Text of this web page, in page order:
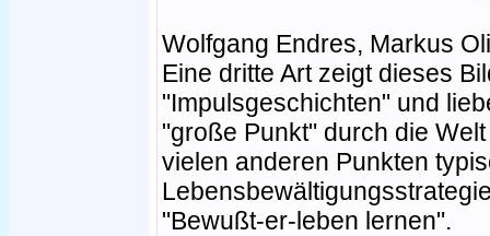
Wolfgang Endres, Markus
Eine dritte Art zeigt dieses
"Impulsgeschichten" und
"große Punkt" durch die
vielen anderen Punkten
"Bewußt-er-leben lernen".